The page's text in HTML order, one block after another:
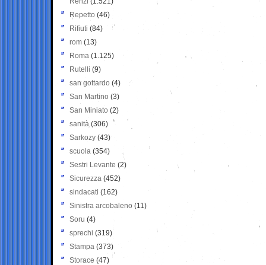
Repetto (46)
Rifiuti (84)
rom (13)
Roma (1.125)
Rutelli (9)
san gottardo (4)
San Martino (3)
San Miniato (2)
sanità (306)
Sarkozy (43)
scuola (354)
Sestri Levante (2)
Sicurezza (452)
sindacati (162)
Sinistra arcobaleno (11)
Soru (4)
sprechi (319)
Stampa (373)
Storace (47)